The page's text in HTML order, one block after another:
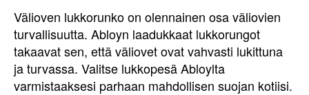
Välioven lukkorunko on olennainen osa väliovien
turvallisuutta. Abloyn laadukkaat lukkorungot
takaavat sen, että väliovet ovat vahvasti lukittuna
ja turvassa. Valitse lukkopesä Abloylta
varmistaaksesi parhaan mahdollisen suojan kotiisi.